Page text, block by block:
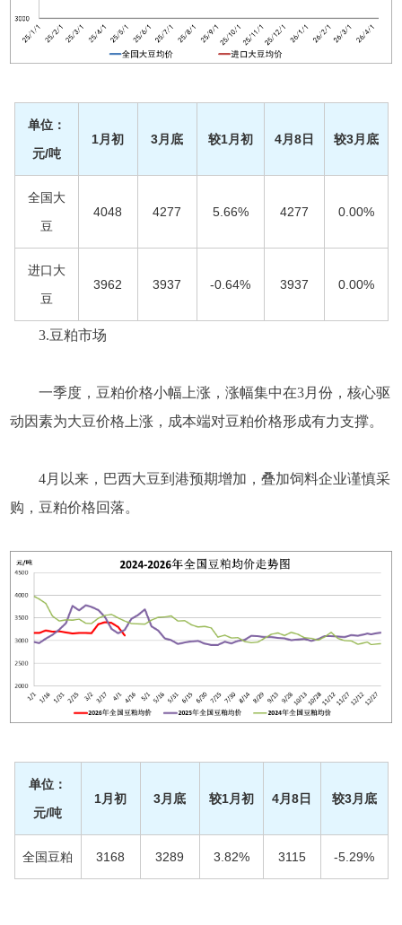
单位：
元/吨
1月初 3月底 较1月初 4月8日 较3月底
全国大
豆
4048 4277 5.66% 4277 0.00%
进口大
豆
3962 3937 -0.64% 3937 0.00%
3.豆粕市场
一季度，豆粕价格小幅上涨，涨幅集中在3月份，核心驱
动因素为大豆价格上涨，成本端对豆粕价格形成有力支撑。
4月以来，巴西大豆到港预期增加，叠加饲料企业谨慎采
购，豆粕价格回落。
单位：
元/吨
1月初 3月底 较1月初 4月8日 较3月底
全国豆粕 3168 3289 3.82% 3115 -5.29%